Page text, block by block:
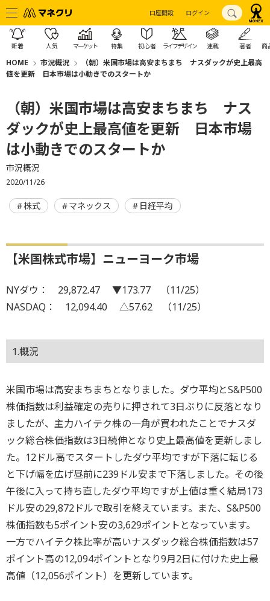
口座開設 ログイン
新着 人気 マーケット 特集 初心者 ライフデザイン 連載 著者 商
HOME 市況概況
（朝）米国市場は高安まちまち ナスダックが史上最高
値を更新 日本市場は小動きでのスタートか
（朝）米国市場は高安まちまち ナス
ダックが史上最高値を更新 日本市場
は小動きでのスタートか
市況概況
2020/11/26
株式 マネックス 日経平均
【米国株式市場】ニューヨーク市場
NYダウ： 29,872.47 ▼173.77 （11/25）
NASDAQ： 12,094.40 △57.62 （11/25）
1.概況
米国市場は高安まちまちとなりました。ダウ平均とS&P500
株価指数は利益確定の売りに押されて3日ぶりに反落となり
ましたが、主力ハイテク株の一角が買われたことでナスダ
ック総合株価指数は3日続伸となり史上最高値を更新しまし
た。12ドル高でスタートしたダウ平均ですが下落に転じる
と下げ幅を広げ昼前に239ドル安まで下落しました。その後
午後に入って持ち直したダウ平均ですが上値は重く結局173
ドル安の29,872ドルで取引を終えています。また、S&P500
株価指数も5ポイント安の3,629ポイントとなっています。
一方でハイテク株比率が高いナスダック総合株価指数は57
ポイント高の12,094ポイントとなり9月2日に付けた史上最
高値（12,056ポイント）を更新しています。